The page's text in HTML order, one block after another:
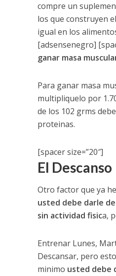
compre un
los que construyen
igual en los
[adsensenegro]
ganar masa
Para ganar masa
multipliquelo por
de los 102 grms
proteinas.
[spacer size=”20″]
El Descanso
Otro factor que ya
usted debe darle
sin actividad fisica,
Entrenar Lunes,
Descansar, pero
minimo usted debe